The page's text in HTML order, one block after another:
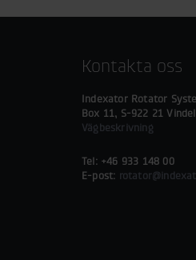
Kontakta oss
Indexator Rotator
Box 11, S-922 21
Vägbeskrivning
Tel: +46 933 148 00
E-post: